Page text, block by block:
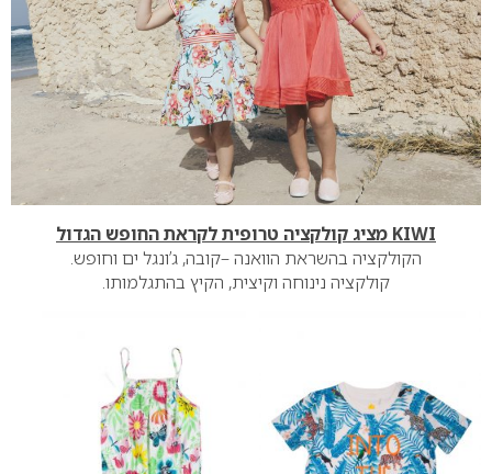
KIWI מציג קולקציה טרופית לקראת החופש הגדול
הקולקציה בהשראת הוואנה –קובה, ג’ונגל ים וחופש.
קולקציה נינוחה וקיצית, הקיץ בהתגלמותו.